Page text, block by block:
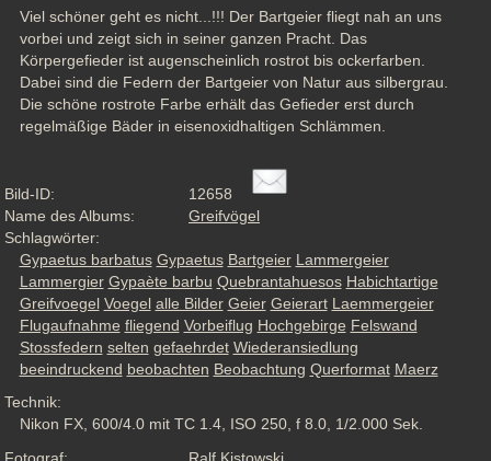
Viel schöner geht es nicht...!!! Der Bartgeier fliegt nah an uns
vorbei und zeigt sich in seiner ganzen Pracht. Das
Körpergefieder ist augenscheinlich rostrot bis ockerfarben.
Dabei sind die Federn der Bartgeier von Natur aus silbergrau.
Die schöne rostrote Farbe erhält das Gefieder erst durch
regelmäßige Bäder in eisenoxidhaltigen Schlämmen.
Bild-ID:
12658
Name des Albums:
Greifvögel
Schlagwörter:
Gypaetus barbatus Gypaetus Bartgeier Lammergeier
Lammergier Gypaète barbu Quebrantahuesos Habichtartige
Greifvoegel Voegel alle Bilder Geier Geierart Laemmergeier
Flugaufnahme fliegend Vorbeiflug Hochgebirge Felswand
Stossfedern selten gefaehrdet Wiederansiedlung
beeindruckend beobachten Beobachtung Querformat Maerz
Technik:
Nikon FX, 600/4.0 mit TC 1.4, ISO 250, f 8.0, 1/2.000 Sek.